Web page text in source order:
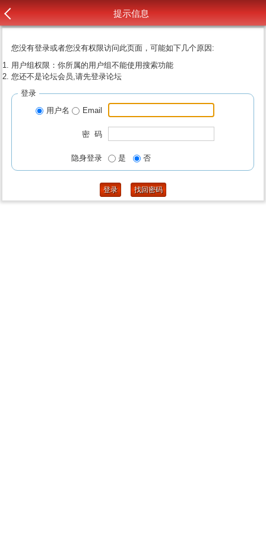
提示信息
您没有登录或者您没有权限访问此页面，可能如下几个原因:
用户组权限：你所属的用户组不能使用搜索功能
您还不是论坛会员,请先登录论坛
登录
用户名
Email
密 码
隐身登录 是 否